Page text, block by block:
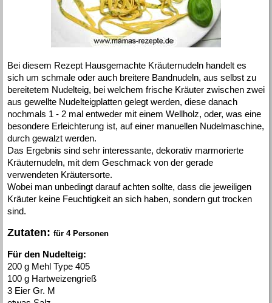
Bei diesem Rezept Hausgemachte Kräuternudeln handelt es
sich um schmale oder auch breitere Bandnudeln, aus selbst zu
bereitetem Nudelteig, bei welchem frische Kräuter zwischen zwei
aus gewellte Nudelteigplatten gelegt werden, diese danach
nochmals 1 - 2 mal entweder mit einem Wellholz, oder, was eine
besondere Erleichterung ist, auf einer manuellen Nudelmaschine,
durch gewalzt werden.
Das Ergebnis sind sehr interessante, dekorativ marmorierte
Kräuternudeln, mit dem Geschmack von der gerade
verwendeten Kräutersorte.
Wobei man unbedingt darauf achten sollte, dass die jeweiligen
Kräuter keine Feuchtigkeit an sich haben, sondern gut trocken
sind.
Zutaten: für 4 Personen
Für den Nudelteig:
200 g Mehl Type 405
100 g Hartweizengrieß
3 Eier Gr. M